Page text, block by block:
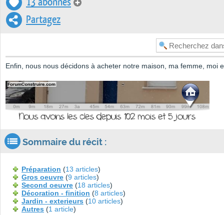
13 abonnés
Partagez
Enfin, nous nous décidons à acheter notre maison, ma femme, moi
Sommaire du récit :
Préparation (13 articles)
Gros oeuvre (9 articles)
Second oeuvre (18 articles)
Décoration - finition (8 articles)
Jardin - exterieurs (10 articles)
Autres (1 article)